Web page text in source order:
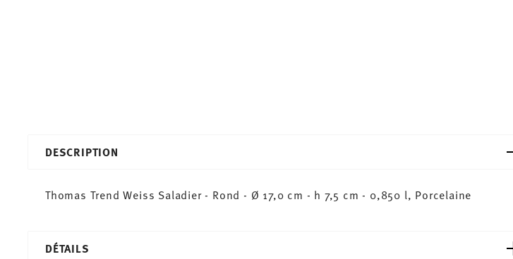
DESCRIPTION
Thomas Trend Weiss Saladier - Rond - Ø 17,0 cm - h 7,5 cm - 0,850 l, Porcelaine
DÉTAILS